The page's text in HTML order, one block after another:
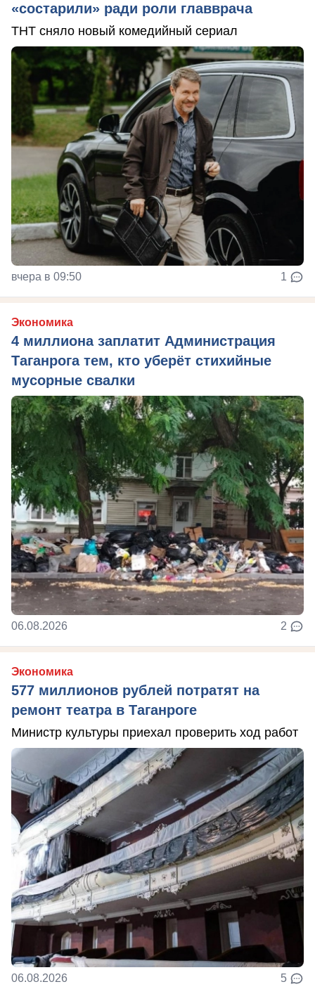
«состарили» ради роли главврача
ТНТ сняло новый комедийный сериал
вчера в 09:50 1
Экономика
4 миллиона заплатит Администрация
Таганрога тем, кто уберёт стихийные
мусорные свалки
06.08.2026 2
Экономика
577 миллионов рублей потратят на
ремонт театра в Таганроге
Министр культуры приехал проверить ход работ
06.08.2026 5